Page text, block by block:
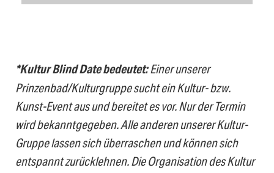
*Kultur Blind Date bedeutet:Einer unserer
Prinzenbad/Kulturgruppe sucht ein Kultur- bzw.
Kunst-Event aus und bereitet es vor. Nur der Termin
wird bekanntgegeben. Alle anderen unserer Kultur-
Gruppe lassen sich überraschen und können sich
entspannt zurücklehnen. Die Organisation des Kultur